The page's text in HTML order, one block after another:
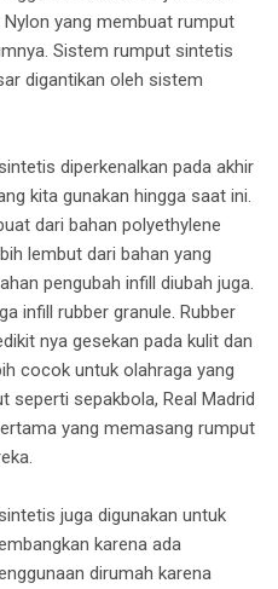
yang membuat rumput
Sistem rumput sintetis
digantikan oleh sistem
diperkenalkan pada akhir
kita gunakan hingga saat ini.
dari bahan polyethylene
lembut dari bahan yang
pengubah infill diubah juga.
infill rubber granule. Rubber
nya gesekan pada kulit dan
cocok untuk olahraga yang
seperti sepakbola, Real Madrid
yang memasang rumput
juga digunakan untuk
karena ada
dirumah karena